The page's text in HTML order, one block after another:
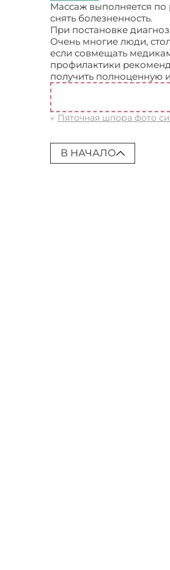
Массаж выполняется по
снять болезненность.
При постановке
Очень многие люди,
если совмещать
профилактики
получить полноценную
← Пяточная шпора фото
В НАЧАЛО